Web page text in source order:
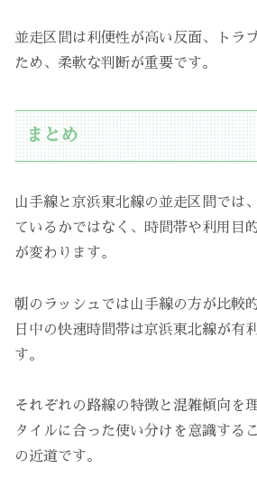
並走区間は利便性が高い反面、トラ
ため、柔軟な判断が重要です。
まとめ
山手線と京浜東北線の並走区間では
ているかではなく、時間帯や利用目
が変わります。
朝のラッシュでは山手線の方が比較
日中の快速時間帯は京浜東北線が有
す。
それぞれの路線の特徴と混雑傾向を
タイルに合った使い分けを意識する
の近道です。